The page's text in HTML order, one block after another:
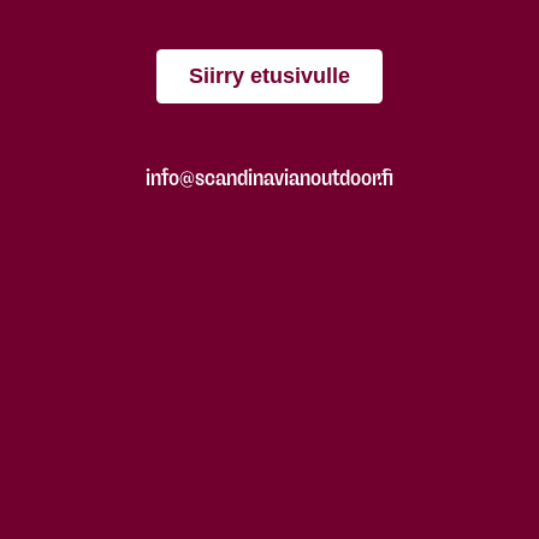
Siirry etusivulle
info@scandinavianoutdoor.fi